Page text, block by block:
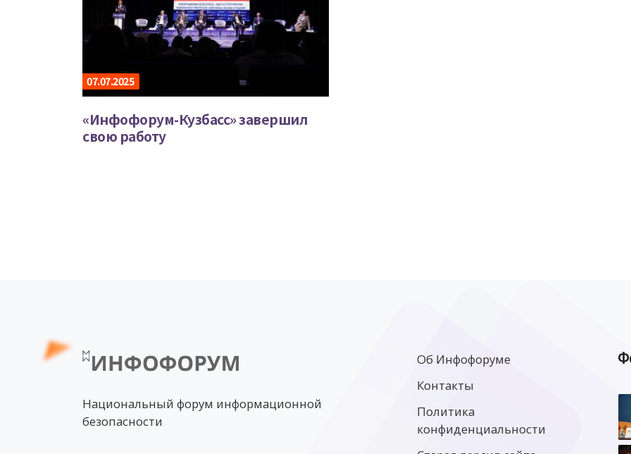
07.07.2025
«Инфофорум-Кузбасс» завершил
свою работу
Национальный форум информационной
безопасности
Об Инфофоруме
Контакты
Политика
конфиденциальности